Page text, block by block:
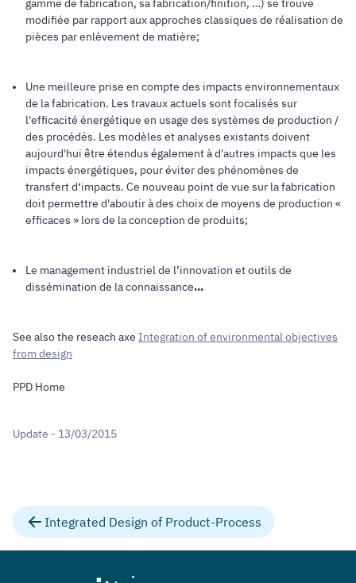
gamme de fabrication, sa fabrication/finition, …) se trouve
modifiée par rapport aux approches classiques de réalisation de
pièces par enlèvement de matière;
Une meilleure prise en compte des impacts environnementaux
de la fabrication. Les travaux actuels sont focalisés sur
l'efficacité énergétique en usage des systèmes de production /
des procédés. Les modèles et analyses existants doivent
aujourd'hui être étendus également à d'autres impacts que les
impacts énergétiques, pour éviter des phénomènes de
transfert d‘impacts. Ce nouveau point de vue sur la fabrication
doit permettre d'aboutir à des choix de moyens de production «
efficaces » lors de la conception de produits;
Le management industriel de l’innovation et outils de
dissémination de la connaissance...
See also the reseach axe Integration of environmental objectives
from design
PPD Home
Update - 13/03/2015
Integrated Design of Product-Process